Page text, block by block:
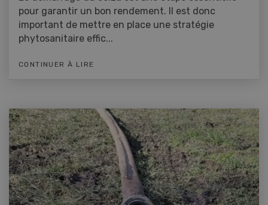
pour garantir un bon rendement. Il est donc
important de mettre en place une stratégie
phytosanitaire effic...
CONTINUER À LIRE